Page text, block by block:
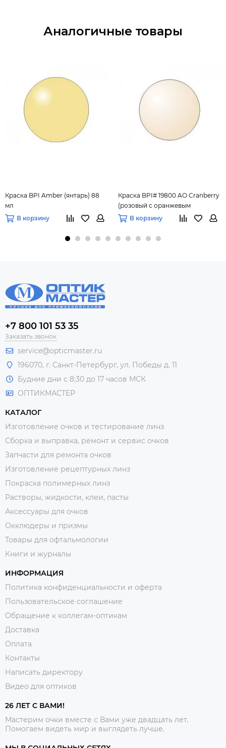
Аналогичные товары
Краска BPI Amber (янтарь) 88
мл
В корзину
Краска BPI# 19800 AO Cranberry
(розовый с оранжевым
оттенком) 88 мл.
В корзину
+7 800 101 53 35
Заказать звонок
service@opticmaster.ru
196070, г. Санкт-Петербург, ул. Победы д. 11
Будние дни с 8:30 до 17 часов МСК
ОПТИКМАСТЕР
КАТАЛОГ
Изготовление очков и тестирование линз
Сборка и выправка, ремонт и сервис очков
Запчасти для ремонта очков
Изготовление рецептурных линз
Покраска полимерных линз
Растворы, жидкости, клеи, пасты
Аксессуары для очков
Окклюдеры и призмы
Товары для офтальмологии
Книги и журналы
ИНФОРМАЦИЯ
Политика конфиденциальности и оферта
Пользовательское соглашение
Обращение к коллегам-оптикам
Доставка
Оплата
Контакты
Написать директору
Видео для оптиков
26 ЛЕТ С ВАМИ!
Мастерим очки вместе с Вами уже двадцать лет.
Помогаем видеть мир и выглядеть лучше.